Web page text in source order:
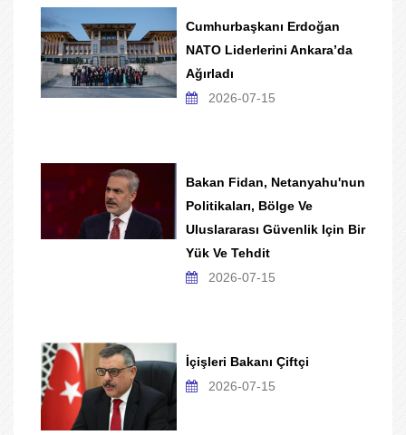
Cumhurbaşkanı Erdoğan
NATO Liderlerini Ankara’da
Ağırladı
2026-07-15
Bakan Fidan, Netanyahu'nun
Politikaları, Bölge Ve
Uluslararası Güvenlik Için Bir
Yük Ve Tehdit
2026-07-15
İçişleri Bakanı Çiftçi
2026-07-15